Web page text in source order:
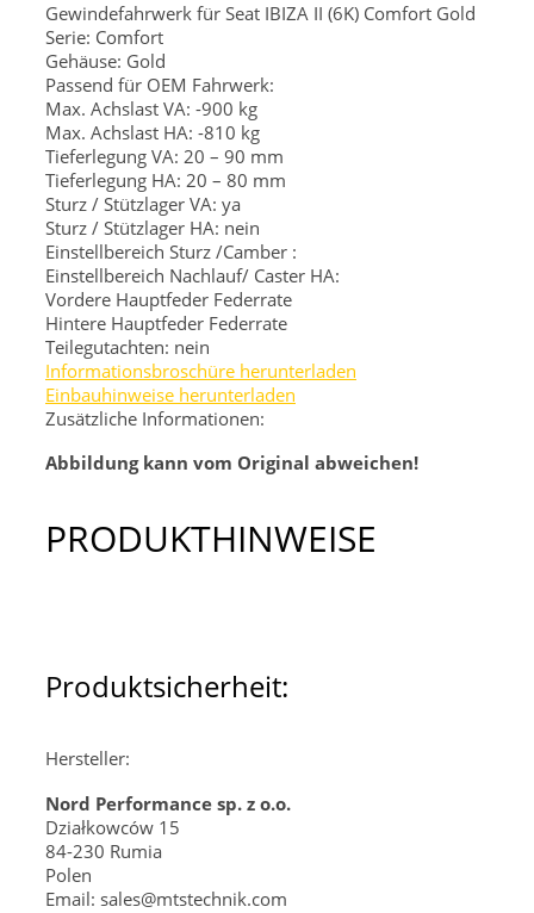
Gewindefahrwerk für Seat IBIZA II (6K) Comfort Gold
Serie: Comfort
Gehäuse: Gold
Passend für OEM Fahrwerk:
Max. Achslast VA: -900 kg
Max. Achslast HA: -810 kg
Tieferlegung VA: 20 – 90 mm
Tieferlegung HA: 20 – 80 mm
Sturz / Stützlager VA: ya
Sturz / Stützlager HA: nein
Einstellbereich Sturz /Camber :
Einstellbereich Nachlauf/ Caster HA:
Vordere Hauptfeder Federrate
Hintere Hauptfeder Federrate
Teilegutachten: nein
Informationsbroschüre herunterladen
Einbauhinweise herunterladen
Zusätzliche Informationen:
Abbildung kann vom Original abweichen!
PRODUKTHINWEISE
Produktsicherheit:
Hersteller:
Nord Performance sp. z o.o.
Działkowców 15
84-230 Rumia
Polen
Email: sales@mtstechnik.com